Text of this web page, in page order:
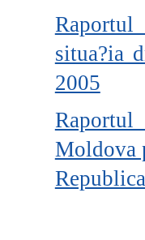
situa?ia
2005
Moldova